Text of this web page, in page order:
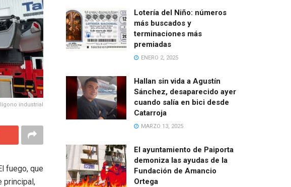
industrial
fuego, que
principal,
Lotería del Niño: números
más buscados y
terminaciones más
premiadas
ENERO 2, 2025
Hallan sin vida a Agustín
Sánchez, desaparecido ayer
cuando salía en bici desde
Catarroja
MARZO 13, 2025
El ayuntamiento de Paiporta
demoniza las ayudas de la
Fundación de Amancio
Ortega